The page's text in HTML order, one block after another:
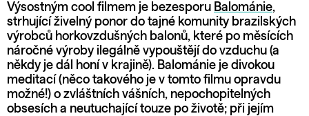
Výsostným cool filmem je bezesporu Balománie,
strhující živelný ponor do tajné komunity brazilských
výrobců horkovzdušných balonů, které po měsících
náročné výroby ilegálně vypouštějí do vzduchu (a
někdy je dál honí v krajině). Balománie je divokou
meditací (něco takového je v tomto filmu opravdu
možné!) o zvláštních vášních, nepochopitelných
obsesích a neutuchající touze po životě; při jejím